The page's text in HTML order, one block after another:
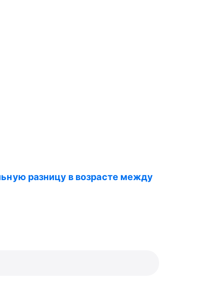
разницу в возрасте между